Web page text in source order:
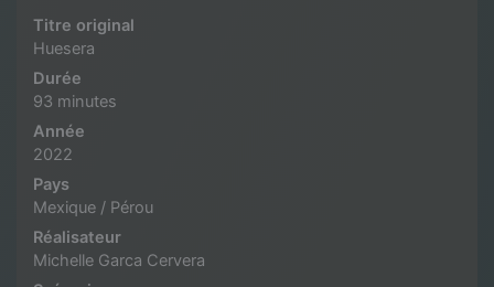
Titre original
Huesera
Durée
93 minutes
Année
2022
Pays
Mexique / Pérou
Réalisateur
Michelle Garca Cervera